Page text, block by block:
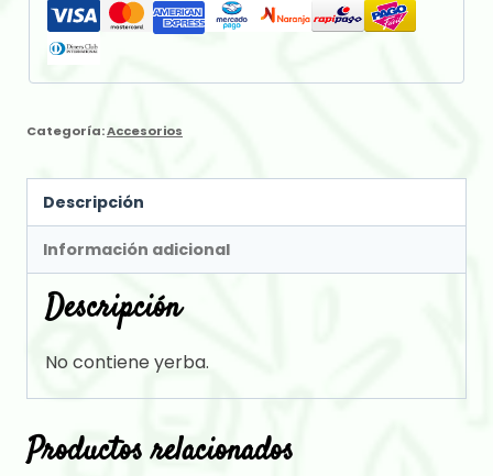
Categoría:Accesorios
Descripción
Información adicional
Descripción
No contiene yerba.
Productos relacionados